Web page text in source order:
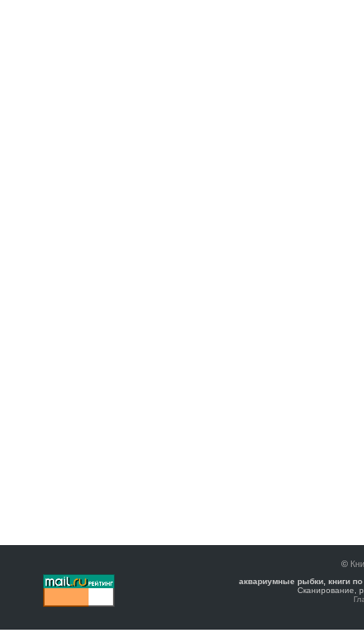
©
аквариумные рыбки, книги
Сканирование,